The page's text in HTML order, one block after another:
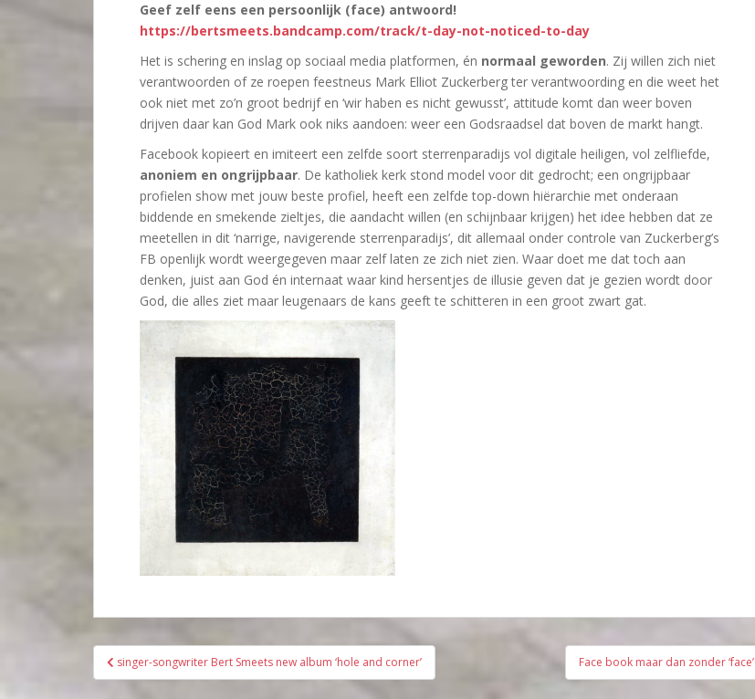
Geef zelf eens een persoonlijk (face) antwoord!
https://bertsmeets.bandcamp.com/track/t-day-not-noticed-to-day
Het is schering en inslag op sociaal media platformen, én normaal geworden. Zij willen zich niet
verantwoorden of ze roepen feestneus Mark Elliot Zuckerberg ter verantwoording en die weet het
ook niet met zo’n groot bedrijf en ‘wir haben es nicht gewusst’, attitude komt dan weer boven
drijven daar kan God Mark ook niks aandoen: weer een Godsraadsel dat boven de markt hangt.
Facebook kopieert en imiteert een zelfde soort sterrenparadijs vol digitale heiligen, vol zelfliefde,
anoniem en ongrijpbaar. De katholiek kerk stond model voor dit gedrocht; een ongrijpbaar
profielen show met jouw beste profiel, heeft een zelfde top-down hiërarchie met onderaan
biddende en smekende zieltjes, die aandacht willen (en schijnbaar krijgen) het idee hebben dat ze
meetellen in dit ‘narrige, navigerende sterrenparadijs’, dit allemaal onder controle van Zuckerberg’s
FB openlijk wordt weergegeven maar zelf laten ze zich niet zien. Waar doet me dat toch aan
denken, juist aan God én internaat waar kind hersentjes de illusie geven dat je gezien wordt door
God, die alles ziet maar leugenaars de kans geeft te schitteren in een groot zwart gat.
Bericht
navigatie
singer-songwriter Bert Smeets new album ‘hole and corner’ Face book maar dan zonder ‘face’